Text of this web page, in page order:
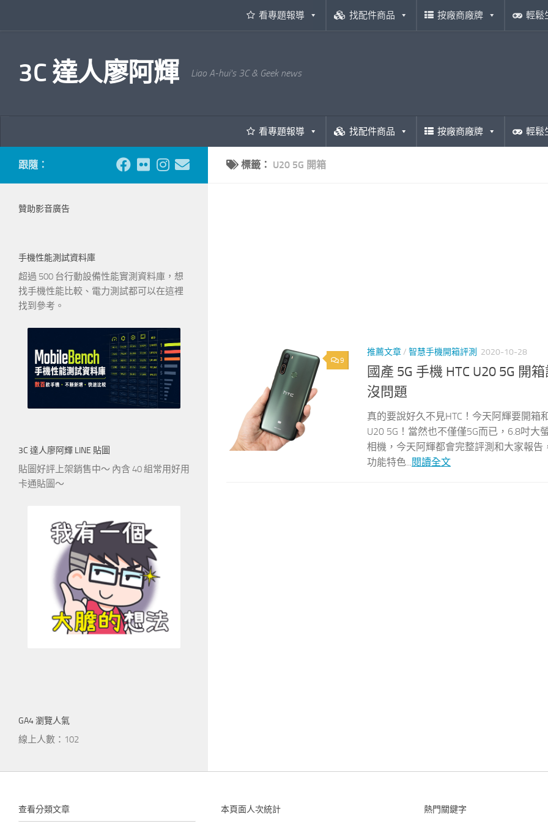
看專題報導 找配件商品 按廠商廠牌 輕鬆
3C 達人廖阿輝 Liao A-hui's 3C & Geek news
看專題報導 找配件商品 按廠商廠牌 輕鬆
標籤： U20 5G 開箱
9
推薦文章/ 智慧手機開箱評測 2020-10-28
國產 5G 手機 HTC U20 5G 開
沒問題
真的要說好久不見HTC！今天阿輝要開箱
U20 5G！當然也不僅僅5G而已，6.8吋
相機，今天阿輝都會完整評測和大家報告
功能特色...閱讀全文
跟隨：
贊助影音廣告
手機性能測試資料庫
超過 500 台行動設備性能實測資料庫，想
找手機性能比較、電力測試都可以在這裡
找到參考。
3C 達人廖阿輝 LINE 貼圖
貼圖好評上架銷售中～ 內含 40 組常用好用
卡通貼圖～
GA4 瀏覽人氣
線上人數：102
查看分類文章 本頁面人次統計 熱門關鍵字